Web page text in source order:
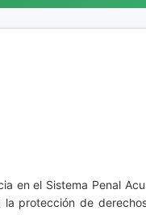
en el Sistema Penal
protección de